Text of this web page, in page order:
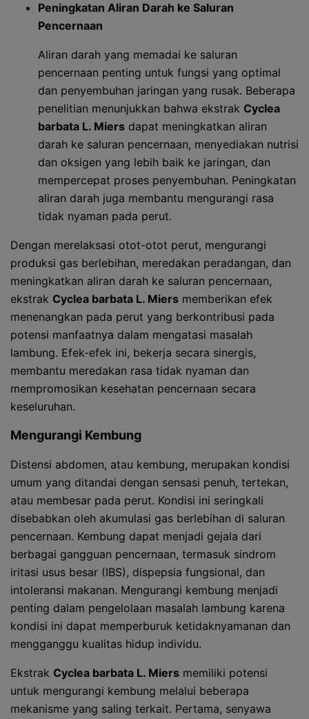
Peningkatan Aliran Darah ke Saluran
Pencernaan
Aliran darah yang memadai ke saluran
pencernaan penting untuk fungsi yang optimal
dan penyembuhan jaringan yang rusak. Beberapa
penelitian menunjukkan bahwa ekstrak Cyclea
barbata L. Miers dapat meningkatkan aliran
darah ke saluran pencernaan, menyediakan nutrisi
dan oksigen yang lebih baik ke jaringan, dan
mempercepat proses penyembuhan. Peningkatan
aliran darah juga membantu mengurangi rasa
tidak nyaman pada perut.
Dengan merelaksasi otot-otot perut, mengurangi
produksi gas berlebihan, meredakan peradangan, dan
meningkatkan aliran darah ke saluran pencernaan,
ekstrak Cyclea barbata L. Miers memberikan efek
menenangkan pada perut yang berkontribusi pada
potensi manfaatnya dalam mengatasi masalah
lambung. Efek-efek ini, bekerja secara sinergis,
membantu meredakan rasa tidak nyaman dan
mempromosikan kesehatan pencernaan secara
keseluruhan.
Mengurangi Kembung
Distensi abdomen, atau kembung, merupakan kondisi
umum yang ditandai dengan sensasi penuh, tertekan,
atau membesar pada perut. Kondisi ini seringkali
disebabkan oleh akumulasi gas berlebihan di saluran
pencernaan. Kembung dapat menjadi gejala dari
berbagai gangguan pencernaan, termasuk sindrom
iritasi usus besar (IBS), dispepsia fungsional, dan
intoleransi makanan. Mengurangi kembung menjadi
penting dalam pengelolaan masalah lambung karena
kondisi ini dapat memperburuk ketidaknyamanan dan
mengganggu kualitas hidup individu.
Ekstrak Cyclea barbata L. Miers memiliki potensi
untuk mengurangi kembung melalui beberapa
mekanisme yang saling terkait. Pertama, senyawa